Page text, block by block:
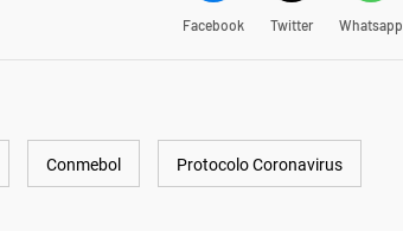
Facebook Twitter Whatsapp
Conmebol Protocolo Coronavirus